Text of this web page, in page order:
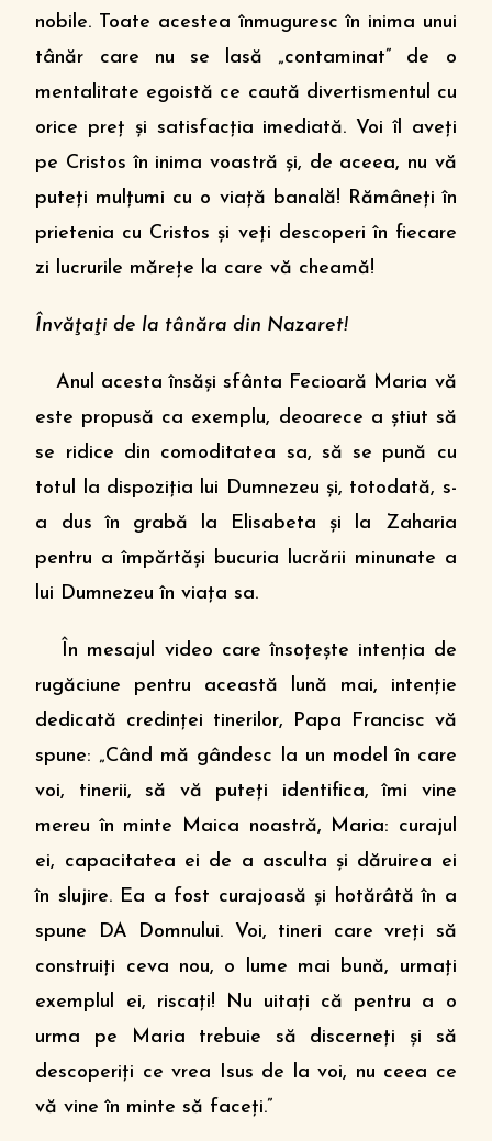
nobile. Toate acestea înmuguresc în inima unui
tânăr care nu se lasă „contaminat” de o
mentalitate egoistă ce caută divertismentul cu
orice preţ şi satisfacţia imediată. Voi îl aveţi
pe Cristos în inima voastră şi, de aceea, nu vă
puteţi mulţumi cu o viaţă banală! Rămâneţi în
prietenia cu Cristos şi veţi descoperi în fiecare
zi lucrurile măreţe la care vă cheamă!
Învăţaţi de la tânăra din Nazaret!
Anul acesta însăşi sfânta Fecioară Maria vă
este propusă ca exemplu, deoarece a ştiut să
se ridice din comoditatea sa, să se pună cu
totul la dispoziţia lui Dumnezeu şi, totodată, s-
a dus în grabă la Elisabeta şi la Zaharia
pentru a împărtăşi bucuria lucrării minunate a
lui Dumnezeu în viaţa sa.
În mesajul video care însoţeşte intenţia de
rugăciune pentru această lună mai, intenţie
dedicată credinţei tinerilor, Papa Francisc vă
spune: „Când mă gândesc la un model în care
voi, tinerii, să vă puteţi identifica, îmi vine
mereu în minte Maica noastră, Maria: curajul
ei, capacitatea ei de a asculta şi dăruirea ei
în slujire. Ea a fost curajoasă şi hotărâtă în a
spune DA Domnului. Voi, tineri care vreţi să
construiţi ceva nou, o lume mai bună, urmaţi
exemplul ei, riscaţi! Nu uitaţi că pentru a o
urma pe Maria trebuie să discerneţi şi să
descoperiţi ce vrea Isus de la voi, nu ceea ce
vă vine în minte să faceţi.”